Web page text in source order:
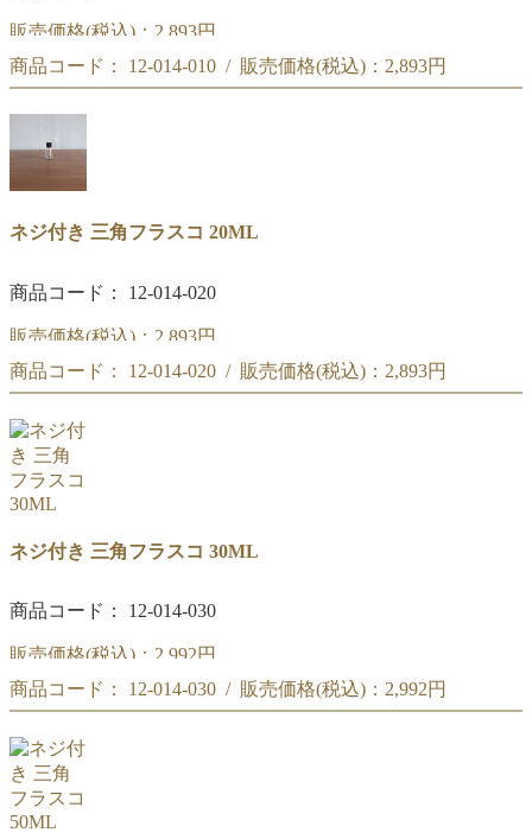
販売価格(税込)： 2,893円
ネジ付き 三角フラスコ 10ML
商品コード： 12-014-010 / 販売価格(税込)： 2,893円
ネジ付き 三角フラスコ 10ML
ネジ付き 三角フラスコ 20ML
商品コード： 12-014-020
販売価格(税込)： 2,893円
ネジ付き 三角フラスコ 20ML
商品コード： 12-014-020 / 販売価格(税込)： 2,893円
ネジ付き 三角フラスコ 20ML
ネジ付き 三角フラスコ 30ML
商品コード： 12-014-030
販売価格(税込)： 2,992円
ネジ付き 三角フラスコ 30ML
商品コード： 12-014-030 / 販売価格(税込)： 2,992円
ネジ付き 三角フラスコ 30ML